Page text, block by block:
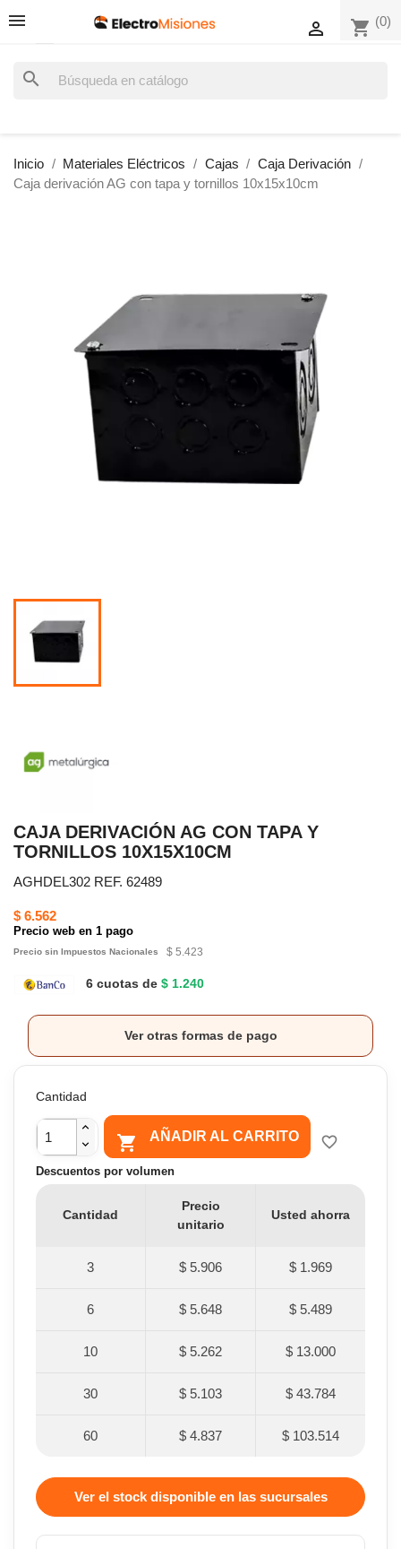
shopping_cart (0)

search
Inicio Materiales Eléctricos Cajas
Caja Derivación
Caja derivación AG con tapa y tornillos 10x15x10cm
CAJA DERIVACIÓN AG CON TAPA Y
TORNILLOS 10X15X10CM
AGHDEL302 REF. 62489
$ 6.562
Precio web en 1 pago
Precio sin Impuestos Nacionales $ 5.423
6 cuotas de $ 1.240
Ver otras formas de pago
Cantidad
 AÑADIR AL CARRITO favorite_border
Descuentos por volumen
Cantidad
Precio
unitario
Usted ahorra
3 $ 5.906 $ 1.969
6 $ 5.648 $ 5.489
10 $ 5.262 $ 13.000
30 $ 5.103 $ 43.784
60 $ 4.837 $ 103.514
Ver el stock disponible en las sucursales